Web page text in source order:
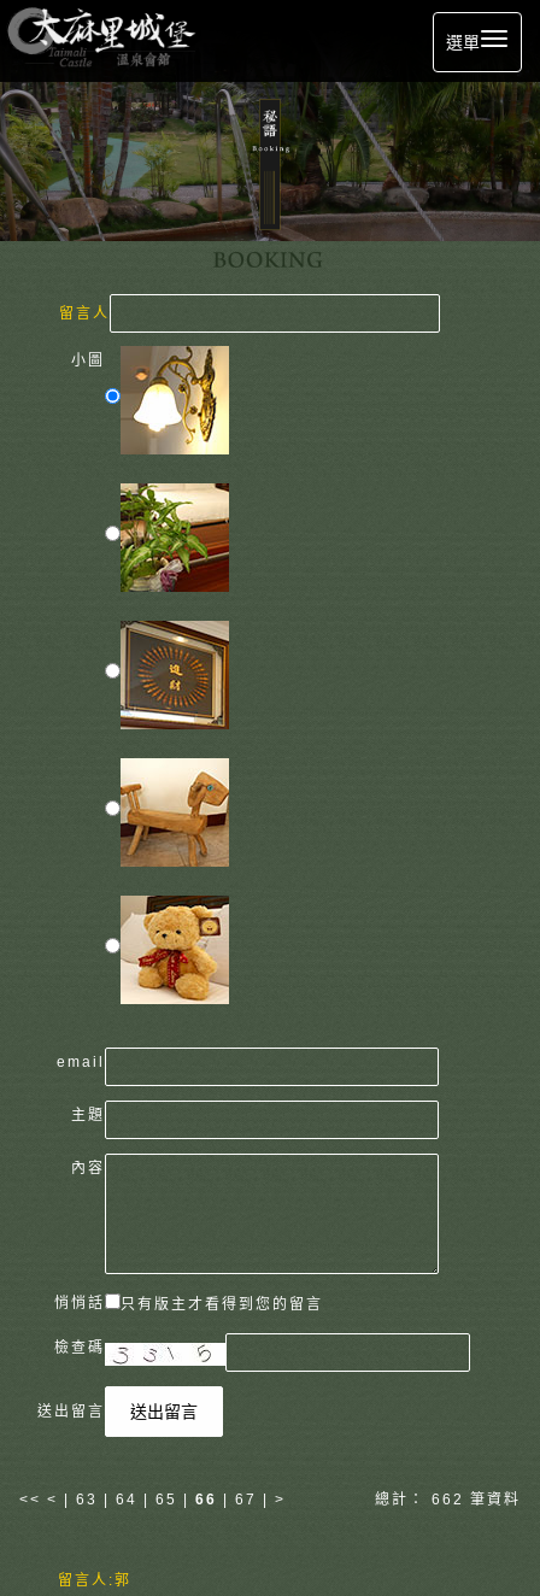
選單
留言人
小圖
email
主題
內容
悄悄話 只有版主才看得到您的留言
檢查碼
送出留言 送出留言
<< < 63 64 65 66 67 > 總計： 662 筆資料
留言人:郭